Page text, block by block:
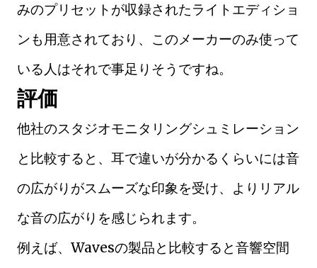
みのプリセットが収録されたライトエディショ
ンも用意されており、このメーカーのみ使って
いる人はそれで事足りそうですね。
評価
他社のスタジオモニタリングシュミレーション
と比較すると、耳で違いが分かるくらいには音
の広がりがスムーズな印象を受け、よりリアル
な音の広がりを感じられます。
例えば、Wavesの製品と比較すると音響空間